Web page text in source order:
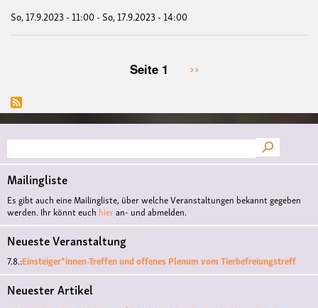
So, 17.9.2023 - 11:00-So, 17.9.2023 - 14:00
Seite 1
Nächste
››
Suche
Mailingliste
Es gibt auch eine Mailingliste, über welche Veranstaltungen bekannt gegeben
werden. Ihr könnt euch hieran- und abmelden.
Neueste Veranstaltung
7.8.:Einsteiger*innen-Treffen und offenes Plenum vom Tierbefreiungstreff
Neuester Artikel